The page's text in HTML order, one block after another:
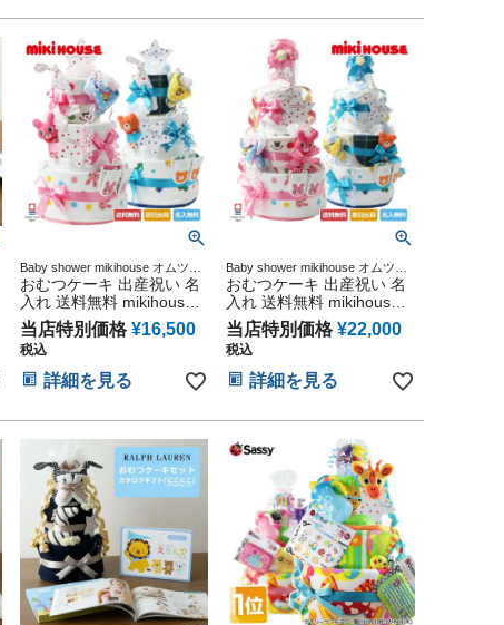
ん クリスマス ハロウィン
バレンタイン 七五三 初節
句 子供の日 ギフトセット
人気 端午の節句 ひな祭り
スマス ハロウィン バレン
タイン 七五三 初節句 子供
の日 ギフトセット 人気 端
午の節句 ひな祭り
Baby shower mikihouse オムツケ
ーキ おむつタワー ダイパーケー
キ
おむつケーキ 出産祝い 名
入れ 送料無料 mikihouse
ミキハウス 使用 豪華DX3
段 今治タオル ダイパーケ
ーキ 思い出 赤ちゃん 子供
出産 マタニティ フォト パ
パ ママ ベイビー お父さん
ウィン バレンタイン 七五
三 初節句 子供の日 ギフト
セット 人気 端午の節句 ひ
な祭り 男の子 女の子
当店特別価格 ¥16,500
税込
詳細を見る
Baby shower mikihouse オムツケ
ーキ おむつタワー ダイパーケー
キ
おむつケーキ 出産祝い 名
入れ 送料無料 mikihouse
ミキハウス 使用 豪華DX3
段 今治タオル ダイパーケ
ーキ 思い出 赤ちゃん 子供
出産 マタニティ フォト パ
パ ママ ベイビー お父さん
ウィン バレンタイン 七五
三 初節句 子供の日 ギフト
セット 人気 端午の節句 ひ
な祭り 男の子 女の子
当店特別価格 ¥22,000
税込
詳細を見る